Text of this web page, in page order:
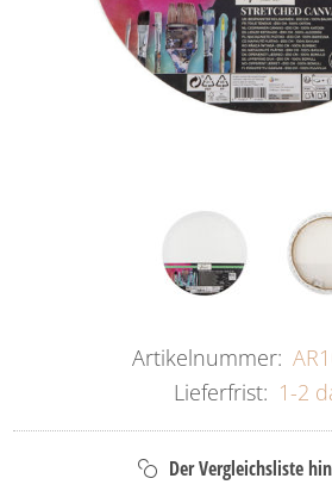
Artikelnummer:
Lieferfrist: 1-2